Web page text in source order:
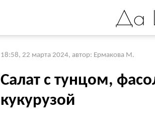
Да
18:58, 22 марта 2024, автор: Ермакова М.
Салат с тунцом,
кукурузой